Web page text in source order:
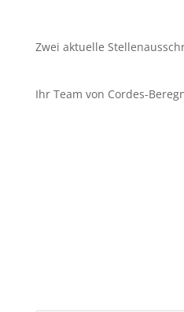
Zwei aktuelle
Ihr Team von Cordes-